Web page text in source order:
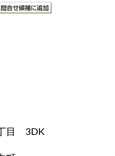
目 3DK